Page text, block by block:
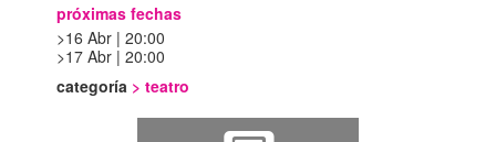
categoría >teatro
próximas fechas
16 Abr | 20:00
17 Abr | 20:00